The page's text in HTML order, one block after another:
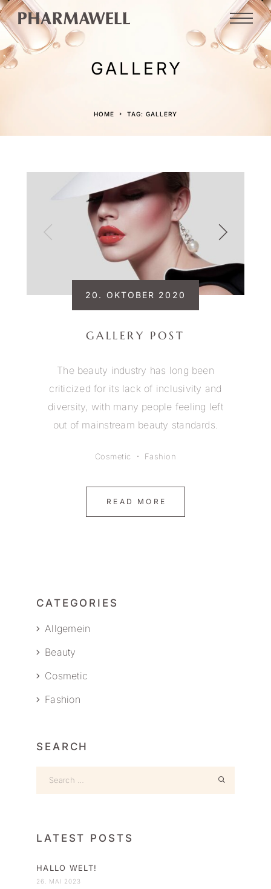
GALLERY
HOME TAG: GALLERY
20. OKTOBER 2020
GALLERY POST
The beauty industry has long been
criticized for its lack of inclusivity and
diversity, with many people feeling left
out of mainstream beauty standards.
Cosmetic Fashion
READ MORE
CATEGORIES
Allgemein
Beauty
Cosmetic
Fashion
SEARCH
LATEST POSTS
HALLO WELT!
26. MAI 2023